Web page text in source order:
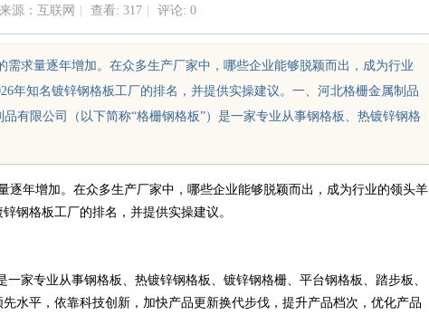
来源：互联网 查看: 317 评论: 0
求量逐年增加。在众多生产厂家中，哪些企业能够脱颖而出，成为行业
年知名镀锌钢格板工厂的排名，并提供实操建议。一、河北格栅金属制品
有限公司（以下简称“格栅钢格板”）是一家专业从事钢格板、热镀锌钢格
逐年增加。在众多生产厂家中，哪些企业能够脱颖而出，成为行业的领头羊
锌钢格板工厂的排名，并提供实操建议。
一家专业从事钢格板、热镀锌钢格板、镀锌钢格栅、平台钢格板、踏步板、
水平，依靠科技创新，加快产品更新换代步伐，提升产品档次，优化产品